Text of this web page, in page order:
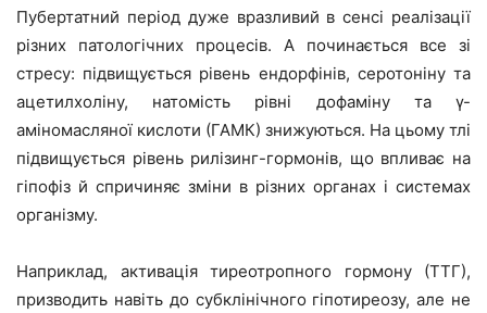
Пубертатний період дуже вразливий в сенсі реалізації
різних патологічних процесів. А починається все зі
стресу: підвищується рівень ендорфінів, серотоніну та
ацетилхоліну, натомість рівні дофаміну та γ-
аміномасляної кислоти (ГАМК) знижуються. На цьому тлі
підвищується рівень рилізинг-гормонів, що впливає на
гіпофіз й спричиняє зміни в різних органах і системах
організму.
Наприклад, активація тиреотропного гормону (ТТГ),
призводить навіть до субклінічного гіпотиреозу, але не